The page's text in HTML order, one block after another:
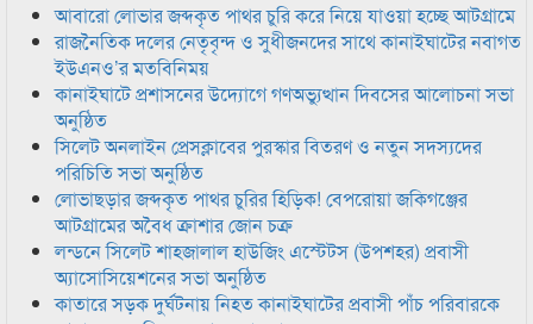
আবারো লোভার জব্দকৃত পাথর চুরি করে নিয়ে যাওয়া হচ্ছে আটগ্রামে
রাজনৈতিক দলের নেতৃবৃন্দ ও সুধীজনদের সাথে কানাইঘাটের নবাগত
ইউএনও’র মতবিনিময়
কানাইঘাটে প্রশাসনের উদ্যোগে গণঅভ্যুত্থান দিবসের আলোচনা সভা
অনুষ্ঠিত
সিলেট অনলাইন প্রেসক্লাবের পুরস্কার বিতরণ ও নতুন সদস্যদের
পরিচিতি সভা অনুষ্ঠিত
লোভাছড়ার জব্দকৃত পাথর চুরির হিড়িক! বেপরোয়া জকিগঞ্জের
আটগ্রামের অবৈধ ক্রাশার জোন চক্র
লন্ডনে সিলেট শাহজালাল হাউজিং এস্টেটস (উপশহর) প্রবাসী
অ্যাসোসিয়েশনের সভা অনুষ্ঠিত
কাতারে সড়ক দুর্ঘটনায় নিহত কানাইঘাটের প্রবাসী পাঁচ পরিবারকে